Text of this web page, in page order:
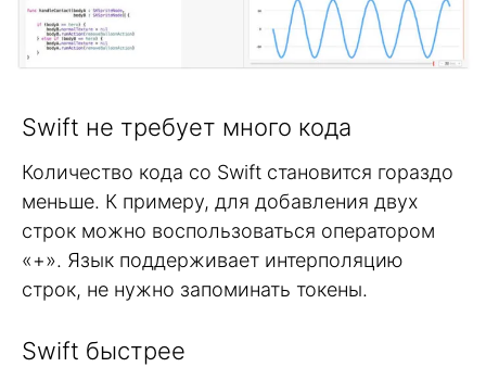
Swift не требует много кода
Количество кода со Swift становится гораздо
меньше. К примеру, для добавления двух
строк можно воспользоваться оператором
«+». Язык поддерживает интерполяцию
строк, не нужно запоминать токены.
Swift быстрее